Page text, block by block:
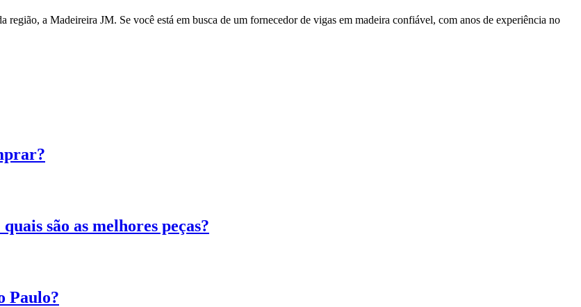
região, a Madeireira JM. Se você está em busca de um fornecedor de vigas em madeira confiável, com anos de experiência no
são as melhores peças?
Paulo?